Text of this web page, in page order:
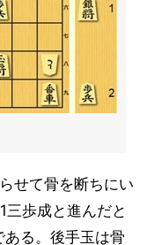
せて骨を断ちにい
歩成と進んだと
る。後手玉は骨